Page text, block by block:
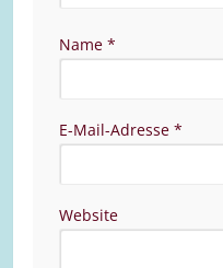
Name *
E-Mail-Adresse *
Website